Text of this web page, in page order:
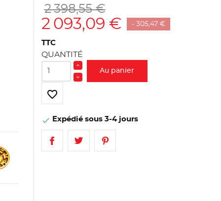
2 398,55 €
2 093,09 € - 305,47 €
TTC
QUANTITÉ
Au panier
favorite_border
 Expédié sous 3-4 jours